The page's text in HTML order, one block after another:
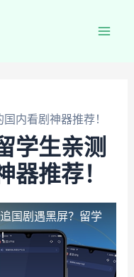
内看剧神器推荐！
学生亲测
器推荐！
追国剧遇黑屏？留学